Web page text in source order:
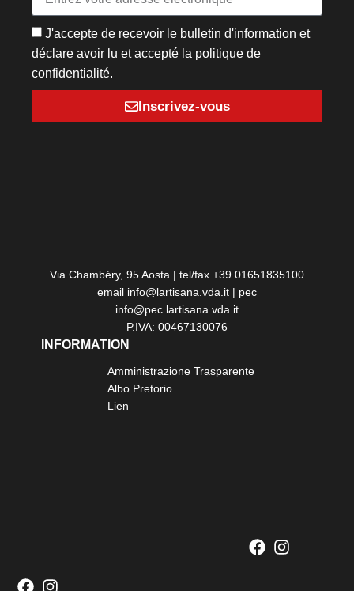
J'accepte de recevoir le bulletin d'information et
déclare avoir lu et accepté la politique de
confidentialité.
Inscrivez-vous
Via Chambéry, 95 Aosta | tel/fax +39 01651835100
email info@lartisana.vda.it | pec
info@pec.lartisana.vda.it
P.IVA: 00467130076
INFORMATION
Amministrazione Trasparente
Albo Pretorio
Lien